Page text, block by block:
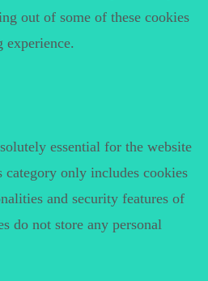
out of some of these cookies
essential for the website
only includes cookies
and security features of
do not store any personal